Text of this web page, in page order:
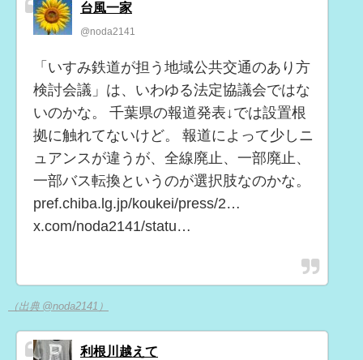
台風一家
@noda2141
「いすみ鉄道が担う地域公共交通のあり方
検討会議」は、いわゆる法定協議会ではな
いのかな。 千葉県の報道発表↓では設置根
拠に触れてないけど。 報道によって少しニ
ュアンスが違うが、全線廃止、一部廃止、
一部バス転換というのが選択肢なのかな。
pref.chiba.lg.jp/koukei/press/2…
x.com/noda2141/statu…
（出典 @noda2141）
利根川越えて